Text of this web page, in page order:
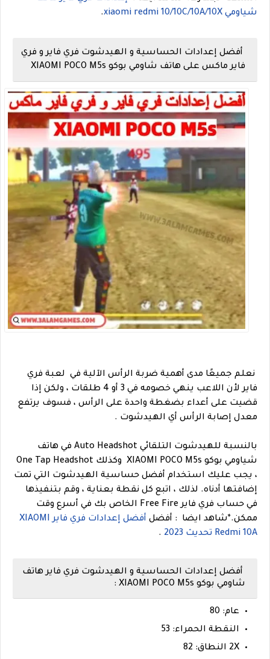
شياومي xiaomi redmi 10/10C/10A/10X
.
أفضل إعدادات الحساسية و الهيدشوت فري فاير و فري
فاير ماكس على هاتف شاومي بوكو XIAOMI POCO M5s
نعلم جميعًا مدى أهمية ضربة الرأس الآلية في لعبة فري
فاير لأن اللاعب ينهي خصومه في 3 أو 4 طلقات ، ولكن إذا
قضيت على أعداء بضغطة واحدة على الرأس ، فسوف يرتفع
معدل إصابة الرأس أي الهيدشوت .
بالنسبة للهيدشوت التلقائي Auto Headshot في هاتف
شياومي بوكو XIAOMI POCO M5s وكذلك One Tap Headshot
، يجب عليك استخدام أفضل حساسية الهيدشوت التي تمت
إضافتها أدناه. لذلك ، اتبع كل نقطة بعناية ، وقم بتنفيذها
في حساب فري فاير Free Fire الخاص بك في أسرع وقت
ممكن.*شاهد ايضا : أفضل
أفضل إعدادات فري فاير XIAOMI
Redmi 10A تحديث 2023
.
أفضل إعدادات الحساسية و الهيدشوت فري فاير هاتف
شاومي بوكو XIAOMI POCO M5s :
عام: 80
النقطة الحمراء: 53
2X النطاق: 82